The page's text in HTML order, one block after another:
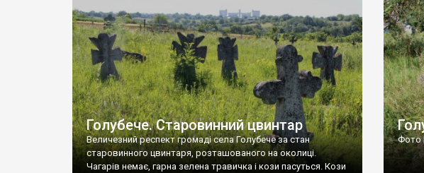
[…]
Голубече. Старовинний цвинтар
Величезний респект громаді села Голубече за стан
старовинного цвинтаря, розташованого на околиці.
Чагарів немає, гарна зелена травичка і кози пасуться. Кози
Фото